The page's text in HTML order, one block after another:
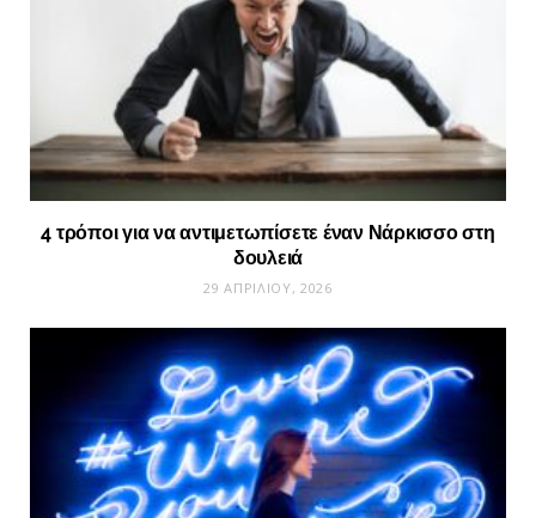
4 τρόποι για να αντιμετωπίσετε έναν Νάρκισσο στη
δουλειά
29 ΑΠΡΙΛΊΟΥ, 2026